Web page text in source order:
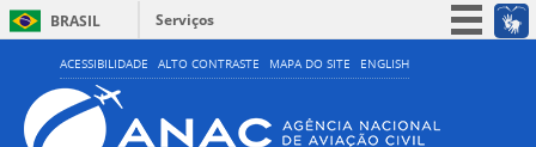
ACESSIBILIDADE ALTO CONTRASTE MAPA DO SITE ENGLISH
BRASIL
Serviços
Simplifique!
Acesso à informação